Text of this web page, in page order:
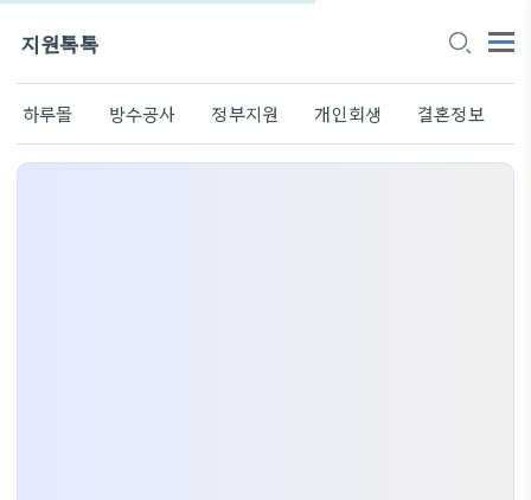
지원톡톡
하루몰 방수공사 정부지원 개인회생 결혼정보